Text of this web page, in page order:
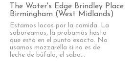
The Water's Edge Brindley Place
Birmingham (West Midlands)
Estamos locos por la comida. La
saboreamos, la probamos hasta
que está en el punto exacto. No
usamos mozzarella si no es de
leche de búfalo, el sabo...